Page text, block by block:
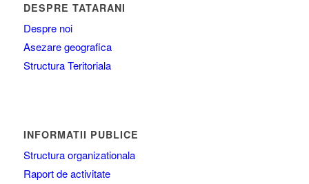
DESPRE TATARANI
Despre noi
Asezare geografica
Structura Teritoriala
INFORMATII PUBLICE
Structura organizationala
Raport de activitate